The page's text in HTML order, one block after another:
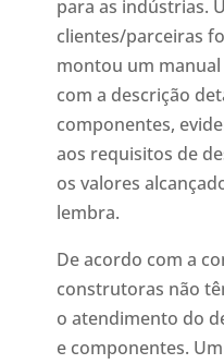
para as indústrias.
clientes/parceiras
montou um
com a descrição
componentes,
aos requisitos de
os valores
lembra.
De acordo com a
construtoras não
o atendimento do
e componentes.